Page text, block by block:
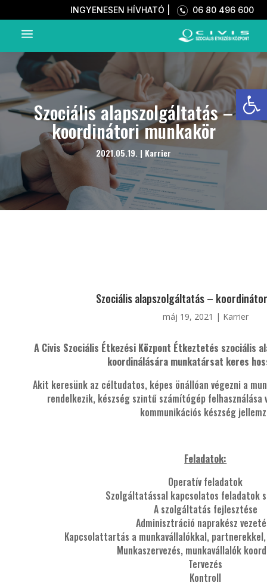
INGYENESEN HÍVHATÓ | 06 80 496 600
a
Szociális alapszolgáltatás –
koordinátori munkakör
2021.05.19. | Karrier
Szociális alapszolgáltatás –
máj 19, 2021 | Karrier
A Civis Szociális Étkezési Központ Étkeztetés szociális
koordinálására munkatársat keres
Akit keresünk az céltudatos, képes önállóan végezni a
rendelkezik, készség szintű számítógép felhasználása
kommunikációs készség
Feladatok:
Operatív feladatok
Szolgáltatással kapcsolatos feladatok
A szolgáltatás fejlesztése
Adminisztráció naprakész
Kapcsolattartás a munkavállalókkal,
Munkaszervezés, munkavállalók
Tervezés
Kontroll